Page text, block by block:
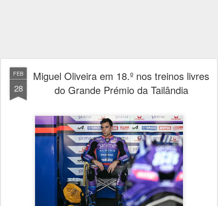
FEB
28
Miguel Oliveira em 18.º nos treinos livres
do Grande Prémio da Tailândia